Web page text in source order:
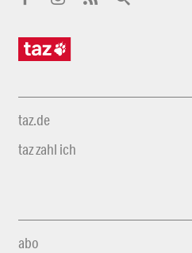
taz.de
taz zahl ich
abo